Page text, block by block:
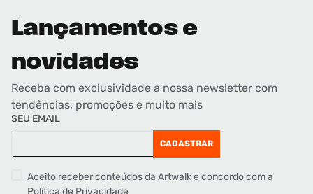
Lançamentos e
novidades
Receba com exclusividade a nossa newsletter com
tendências, promoções e muito mais
SEU EMAIL
CADASTRAR
Aceito receber conteúdos da Artwalk e concordo com a
Política de Privacidade